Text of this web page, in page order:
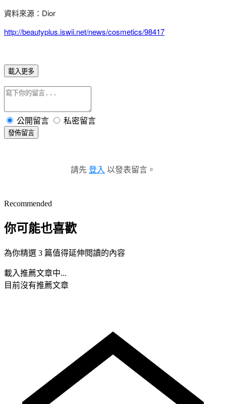
資料來源：Dior
http://beautyplus.iswii.net/news/cosmetics/98417
載入更多
公開留言 私密留言
發佈留言
請先 登入 以發表留言。
Recommended
你可能也喜歡
為你精選 3 篇值得延伸閱讀的內容
載入推薦文章中...
目前沒有推薦文章